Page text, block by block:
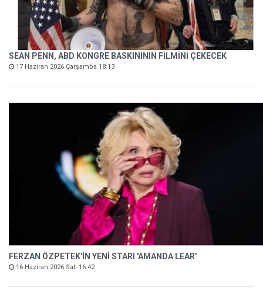
SEAN PENN, ABD KONGRE BASKINININ FİLMİNİ ÇEKECEK
17 Haziran 2026 Çarşamba 18:13
FERZAN ÖZPETEK'İN YENİ STARI 'AMANDA LEAR'
16 Haziran 2026 Salı 16:42